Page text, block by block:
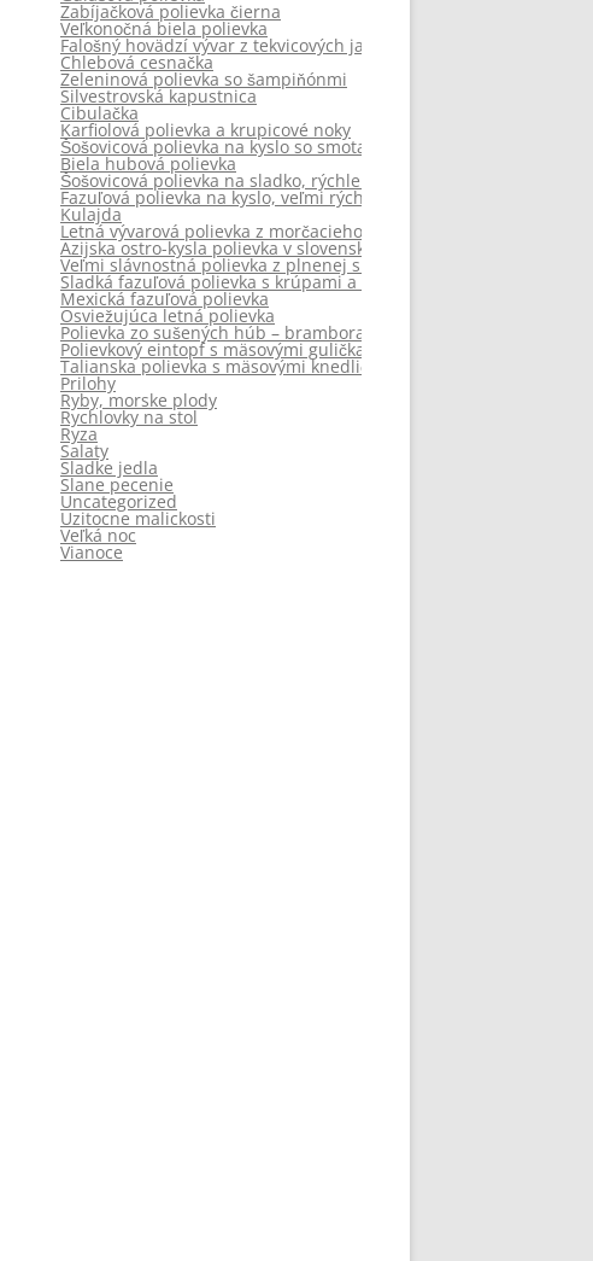
Zabíjačková polievka čierna
Veľkonočná biela polievka
Falošný hovädzí vývar z tekvicových jadier
Chlebová cesnačka
Zeleninová polievka so šampiňónmi
Silvestrovská kapustnica
Cibulačka
Karfiolová polievka a krupicové noky
Šošovicová polievka na kyslo so smotanou
Biela hubová polievka
Šošovicová polievka na sladko, rýchle uvarená
Fazuľová polievka na kyslo, veľmi rýchla
Kulajda
Letná vývarová polievka z morčacieho krku a zopár srdiečok
Azijska ostro-kysla polievka v slovenskych podmienkach
Veľmi slávnostná polievka z plnenej sliepky
Sladká fazuľová polievka s krúpami a údeným
Mexická fazuľová polievka
Osviežujúca letná polievka
Polievka zo sušených húb – bramboračka
Polievkový eintopf s mäsovými guličkami a chrumkavou cibuľou
Talianska polievka s mäsovými knedličkami
Prilohy
Ryby, morske plody
Rychlovky na stol
Ryza
Salaty
Sladke jedla
Slane pecenie
Uncategorized
Uzitocne malickosti
Veľká noc
Vianoce